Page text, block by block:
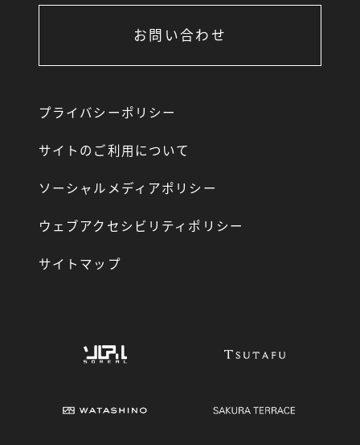
お問い合わせ
プライバシーポリシー
サイトのご利用について
ソーシャルメディアポリシー
ウェブアクセシビリティポリシー
サイトマップ